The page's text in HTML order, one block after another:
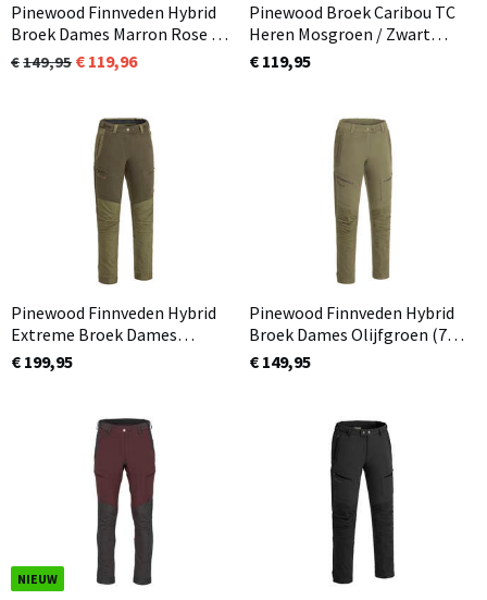
Pinewood Finnveden Hybrid
Broek Dames Marron Rose /
Antraciet (802)
149,95 119,96
Pinewood Broek Caribou TC
Heren Mosgroen / Zwart
(153) In 3 lengtematen
€ 119,95
Pinewood Finnveden Hybrid
Extreme Broek Dames
Olijfgroen / Jachtgroen (723)
in 3 lengtematen
€ 199,95
Pinewood Finnveden Hybrid
Broek Dames Olijfgroen (713)
Normaal en ook in korte
lengtemaat
€ 149,95
NIEUW